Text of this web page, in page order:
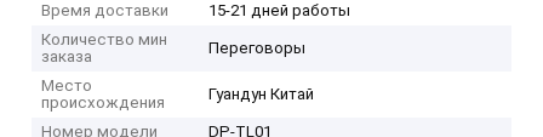
Время доставки
15-21 дней работы
Количество мин
заказа
Переговоры
Место
происхождения
Гуандун Китай
Номер модели
DP-TL01